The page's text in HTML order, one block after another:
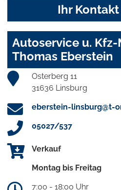
Ihr
Autoservice u.
Thomas Eberstein
Osterberg 11
31636 Linsburg
eberstein-linsburg@t-
05027/537
Verkauf
Montag bis Freitag
7:00 - 18:00 Uhr